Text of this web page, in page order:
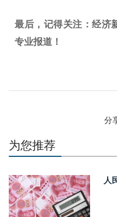
最后，记得关注：经济
专业报道！
分
为您推荐
人